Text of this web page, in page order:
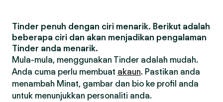
Tinder penuh dengan ciri menarik. Berikut adalah
beberapa ciri dan akan menjadikan pengalaman
Tinder anda menarik.
Mula-mula, menggunakan Tinder adalah mudah.
Anda cuma perlu membuat akaun. Pastikan anda
menambah Minat, gambar dan bio ke profil anda
untuk menunjukkan personaliti anda.